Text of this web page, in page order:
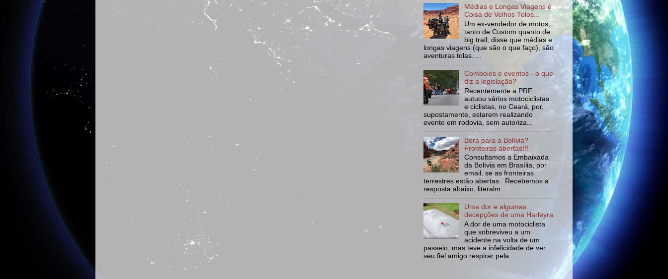
Médias e Longas Viagens é
Coisa de Velhos Tolos...
Um ex-vendedor de motos,
tanto de Custom quanto de
big trail, disse que médias e
longas viagens (que são o que faço), são
aventuras tolas. ...
Comboios e eventos - o que
diz a legislação?
Recentemente a PRF
autuou vários motociclistas
e ciclistas, no Ceará, por,
supostamente, estarem realizando
evento em rodovia, sem autoriza...
Bora para a Bolívia?
Fronteiras abertas!!!
Consultamos a Embaixada
da Bolívia em Brasília, por
email, se as fronteiras
terrestres estão abertas. Recebemos a
resposta abaixo, literalm...
Uma dor e algumas
decepções de uma Harleyra
A dor de uma motociclista
que sobreviveu a um
acidente na volta de um
passeio, mas teve a infelicidade de ver
seu fiel amigo respirar pela ...